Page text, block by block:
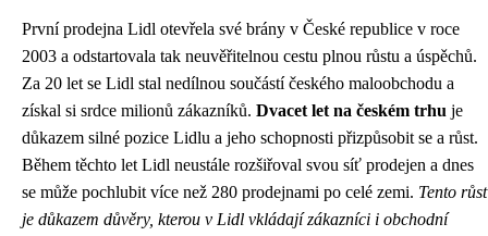
První prodejna Lidl otevřela své brány v České republice v roce
2003 a odstartovala tak neuvěřitelnou cestu plnou růstu a úspěchů.
Za 20 let se Lidl stal nedílnou součástí českého maloobchodu a
získal si srdce milionů zákazníků. Dvacet let na českém trhu je
důkazem silné pozice Lidlu a jeho schopnosti přizpůsobit se a růst.
Během těchto let Lidl neustále rozšiřoval svou síť prodejen a dnes
se může pochlubit více než 280 prodejnami po celé zemi. Tento růst
je důkazem důvěry, kterou v Lidl vkládají zákazníci i obchodní